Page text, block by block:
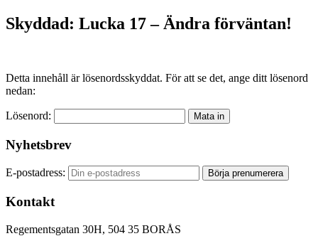
Skyddad: Lucka 17 – Ändra förväntan!
Detta innehåll är lösenordsskyddat. För att se det, ange ditt lösenord
nedan:
Lösenord:
Nyhetsbrev
E-postadress:
Kontakt
Regementsgatan 30H, 504 35 BORÅS